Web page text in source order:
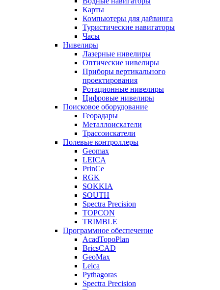
Карты
Компьютеры для дайвинга
Туристические навигаторы
Часы
Нивелиры
Лазерные нивелиры
Оптические нивелиры
Приборы вертикального
проектирования
Ротационные нивелиры
Цифровые нивелиры
Поисковое оборудование
Георадары
Металлоискатели
Трассоискатели
Полевые контроллеры
Geomax
LEICA
PrinCe
RGK
SOKKIA
SOUTH
Spectra Precision
TOPCON
TRIMBLE
Программное обеспечение
AcadTopoPlan
BricsCAD
GeoMax
Leica
Pythagoras
Spectra Precision